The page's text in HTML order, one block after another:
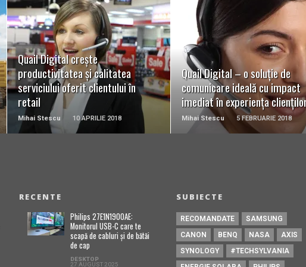
Quail Digital crește
productivitatea și calitatea
serviciului oferit clientului în
retail
Mihai Stescu 10 APRILIE 2018
READ MORE
Quail Digital – o soluție de
comunicare ideală cu impact
imediat în experiența
Mihai Stescu 5 FEBRUARIE 2018
READ MORE
RECENTE
Philips 27E1N1900AE:
Monitorul USB-C care te
scapă de cabluri și de bătăi
de cap
DESKTOP
27 AUGUST 2025
SUBIECTE
RECOMANDATE
SAMSUNG
CANON
BENQ NASA
AXIS
SYNOLOGY
#TECHSYLVANIA